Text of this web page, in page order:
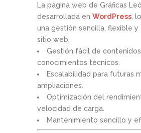
La página web de Gráficas
desarrollada en WordPress ,
una gestión sencilla, flexible
sitio web.
Gestión fácil de contenidos
conocimientos técnicos.
Escalabilidad para futuras
ampliaciones.
Optimización del
velocidad de carga.
Mantenimiento sencillo y